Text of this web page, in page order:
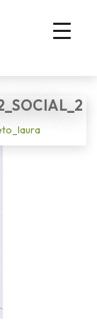
akcijo?